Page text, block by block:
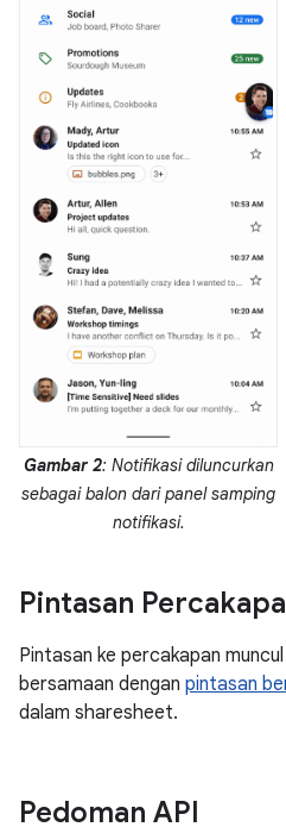
Gambar 2: Notifikasi diluncurkan
sebagai balon dari panel samping
notifikasi.
Pintasan
Pintasan ke percakapan
bersamaan dengan pintasan
dalam sharesheet.
Pedoman API